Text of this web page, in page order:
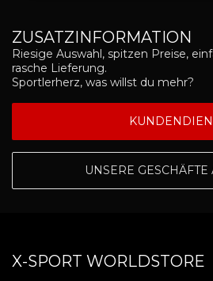
ZUSATZINFORMATION
Riesige Auswahl, spitzen Preise,
rasche Lieferung.
Sportlerherz, was willst du mehr?
UNSERE
X-SPORT WORLDSTORE